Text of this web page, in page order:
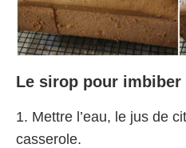
Le sirop pour imbiber
1. Mettre l’eau, le jus de
casserole.